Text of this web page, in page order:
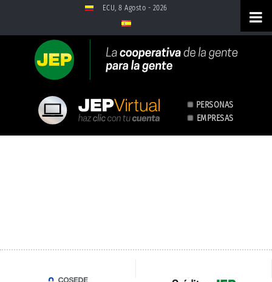
ECU, 8 Agosto - 2026
PERSONAS
EMPRESAS
Créditos